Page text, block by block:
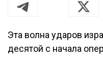
Эта волна ударов
десятой с начала